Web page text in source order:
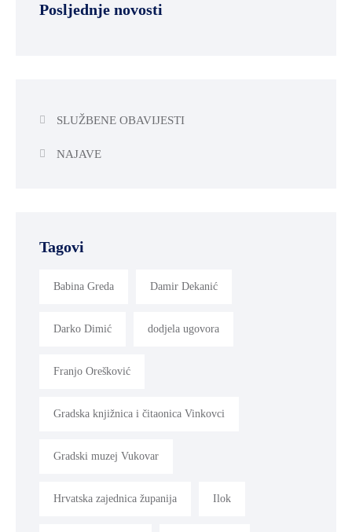
Posljednje novosti
SLUŽBENE OBAVIJESTI
NAJAVE
Tagovi
Babina Greda Damir Dekanić
Darko Dimić dodjela ugovora
Franjo Orešković
Gradska knjižnica i čitaonica Vinkovci
Gradski muzej Vukovar
Hrvatska zajednica županija Ilok